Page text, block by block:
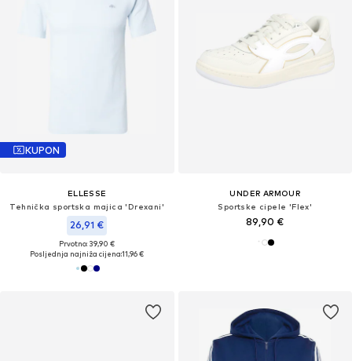
KUPON
ELLESSE
Tehnička sportska majica 'Drexani'
26,91 €
Prvotno: 39,90 €
Posljednja najniža cijena:11,96 €
UNDER ARMOUR
Sportske cipele 'Flex'
89,90 €